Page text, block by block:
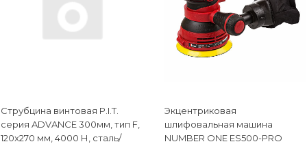
Струбцина винтовая P.I.T.
cерия ADVANCE 300мм, тип F,
120x270 мм, 4000 Н, сталь/
Экцентриковая
шлифовальная машина
NUMBER ONE ES500-PRO